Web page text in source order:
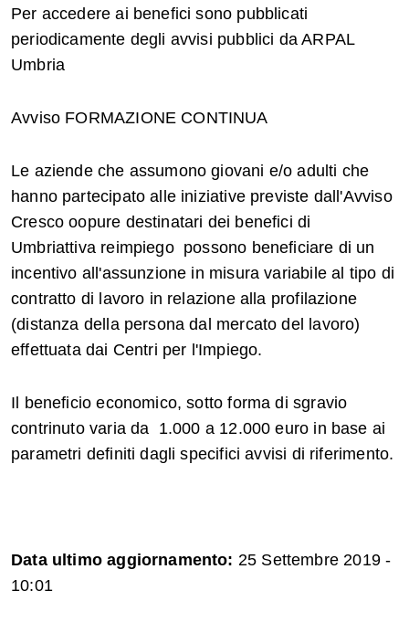
Per accedere ai benefici sono pubblicati
periodicamente degli avvisi pubblici da ARPAL
Umbria
Avviso FORMAZIONE CONTINUA
Le aziende che assumono giovani e/o adulti che
hanno partecipato alle iniziative previste dall'Avviso
Cresco oopure destinatari dei benefici di
Umbriattiva reimpiego possono beneficiare di un
incentivo all'assunzione in misura variabile al tipo di
contratto di lavoro in relazione alla profilazione
(distanza della persona dal mercato del lavoro)
effettuata dai Centri per l'Impiego.
Il beneficio economico, sotto forma di sgravio
contrinuto varia da 1.000 a 12.000 euro in base ai
parametri definiti dagli specifici avvisi di riferimento.
Data ultimo aggiornamento: 25 Settembre 2019 -
10:01